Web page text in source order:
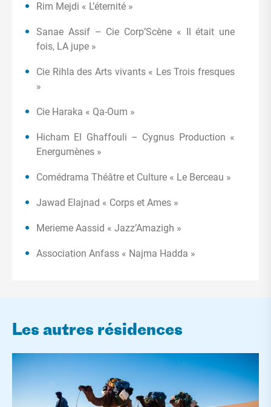
Rim Mejdi « L’éternité »
Sanae Assif – Cie Corp’Scène « Il était une
fois, LA jupe »
Cie Rihla des Arts vivants « Les Trois fresques
»
Cie Haraka « Qa-Oum »
Hicham El Ghaffouli – Cygnus Production «
Energumènes »
Comédrama Théâtre et Culture « Le Berceau »
Jawad Elajnad « Corps et Ames »
Merieme Aassid « Jazz’Amazigh »
Association Anfass « Najma Hadda »
Les autres résidences